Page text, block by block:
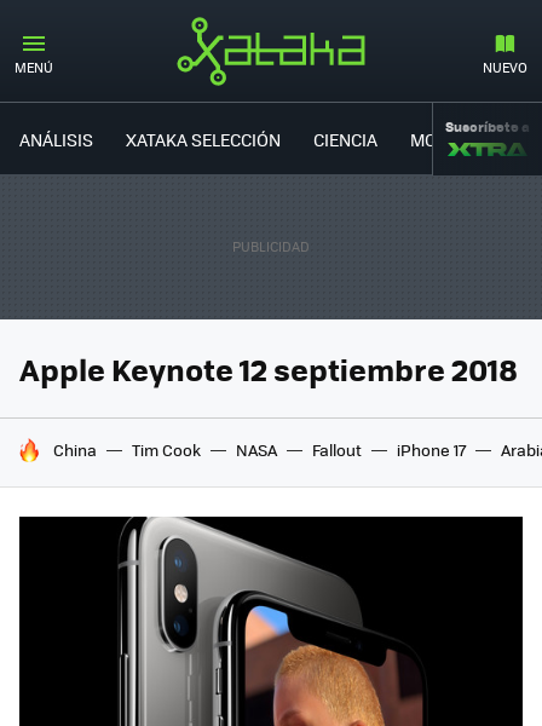
MENÚ NUEVO
ANÁLISIS XATAKA SELECCIÓN CIENCIA MOVILIDAD
Suscríbete a
Apple Keynote 12 septiembre 2018
HOY SE HABLA DE
China Tim Cook NASA Fallout iPhone 17